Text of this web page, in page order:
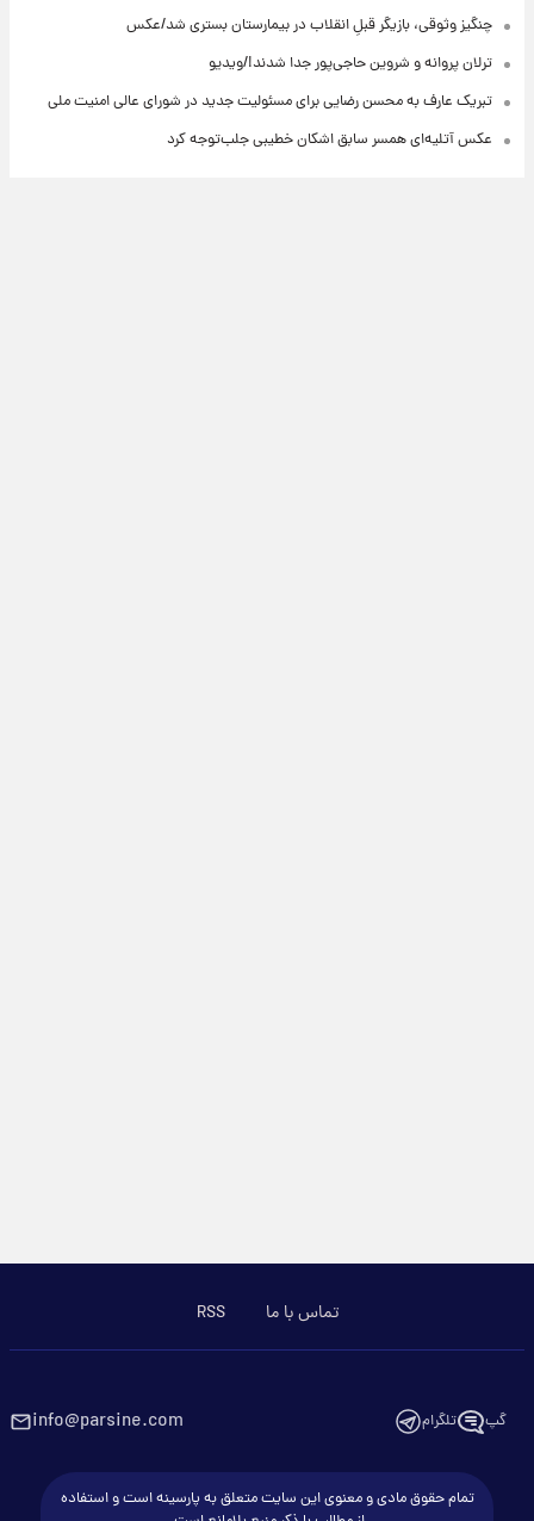
چنگیز وثوقی، بازیگر قبلِ انقلاب در بیمارستان بستری شد/عکس
ترلان پروانه و شروین حاجی‌پور جدا شدند!/ویدیو
تبریک عارف به محسن رضایی برای مسئولیت جدید در شورای عالی امنیت ملی
عکس‌ آتلیه‌ای همسر سابق اشکان خطیبی جلب‌توجه کرد
تماس با ما RSS
گپ تلگرام info@parsine.com
تمام حقوق مادی و معنوی این سایت متعلق به پارسینه است و استفاده